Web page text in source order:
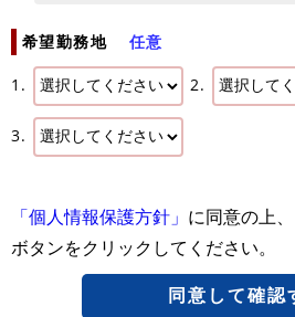
希望勤務地 任意
1. 2.
3.
「個人情報保護方針」 に同意の上
ボタンをクリックしてください。
同意して確認